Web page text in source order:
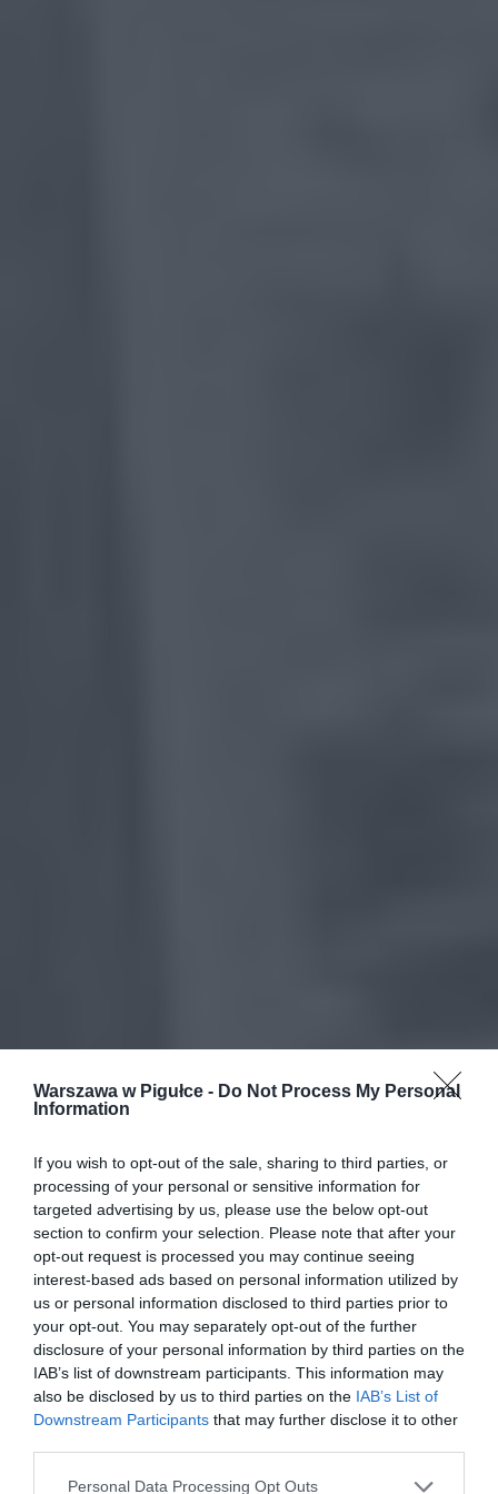
Warszawa w Pigułce - Do Not Process My Personal
Information
If you wish to opt-out of the sale, sharing to third parties, or
processing of your personal or sensitive information for
targeted advertising by us, please use the below opt-out
section to confirm your selection. Please note that after your
opt-out request is processed you may continue seeing
interest-based ads based on personal information utilized by
us or personal information disclosed to third parties prior to
your opt-out. You may separately opt-out of the further
disclosure of your personal information by third parties on the
IAB’s list of downstream participants. This information may
also be disclosed by us to third parties on the IAB’s List of
Downstream Participants that may further disclose it to other
Personal Data Processing Opt Outs